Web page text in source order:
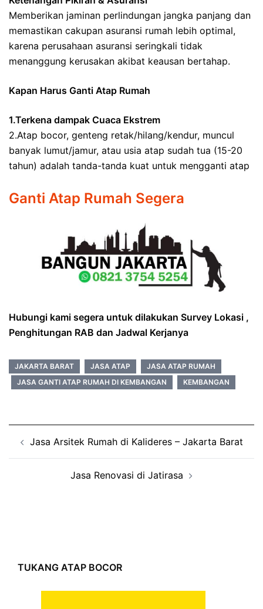
Memberikan jaminan perlindungan jangka panjang dan
memastikan cakupan asuransi rumah lebih optimal,
karena perusahaan asuransi seringkali tidak
menanggung kerusakan akibat keausan bertahap.
Kapan Harus Ganti Atap Rumah
1.Terkena dampak Cuaca Ekstrem
2.Atap bocor, genteng retak/hilang/kendur, muncul
banyak lumut/jamur, atau usia atap sudah tua (15-20
tahun) adalah tanda-tanda kuat untuk mengganti atap
Ganti Atap Rumah Segera
Hubungi kami segera untuk dilakukan Survey Lokasi ,
Penghitungan RAB dan Jadwal Kerjanya
JAKARTA BARAT JASA ATAP
JASA ATAP RUMAH
JASA GANTI ATAP RUMAH DI KEMBANGAN
KEMBANGAN
navigation
Jasa Arsitek Rumah di Kalideres – Jakarta Barat
Jasa Renovasi di Jatirasa
TUKANG ATAP BOCOR